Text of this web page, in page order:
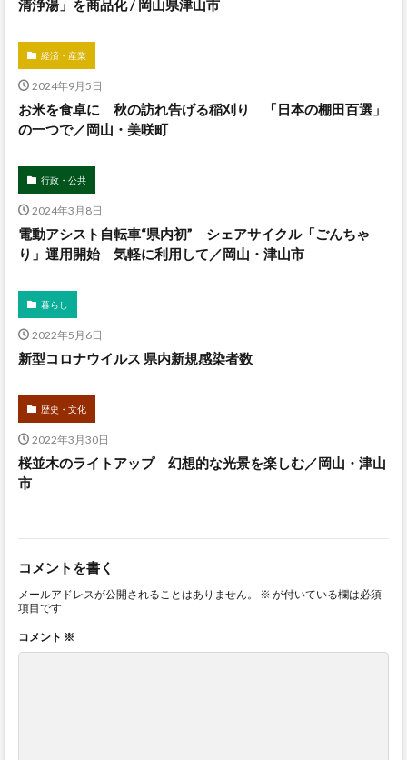
清浄湯」を商品化 / 岡山県津山市
経済・産業
2024年9月5日
お米を食卓に 秋の訪れ告げる稲刈り 「日本の棚田百選」
の一つで／岡山・美咲町
行政・公共
2024年3月8日
電動アシスト自転車“県内初” シェアサイクル「ごんちゃ
り」運用開始 気軽に利用して／岡山・津山市
暮らし
2022年5月6日
新型コロナウイルス 県内新規感染者数
歴史・文化
2022年3月30日
桜並木のライトアップ 幻想的な光景を楽しむ／岡山・津山
市
コメントを書く
メールアドレスが公開されることはありません。 ※ が付いている欄は必須
項目です
コメント ※